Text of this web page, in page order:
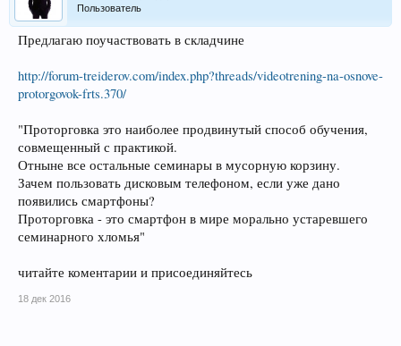
Пользователь
Предлагаю поучаствовать в складчине
http://forum-treiderov.com/index.php?threads/videotrening-na-osnove-
protorgovok-frts.370/
"Проторговка это наиболее продвинутый способ обучения,
совмещенный с практикой.
Отныне все остальные семинары в мусорную корзину.
Зачем пользовать дисковым телефоном, если уже дано
появились смартфоны?
Проторговка - это смартфон в мире морально устаревшего
семинарного хломья"
читайте коментарии и присоединяйтесь
18 дек 2016